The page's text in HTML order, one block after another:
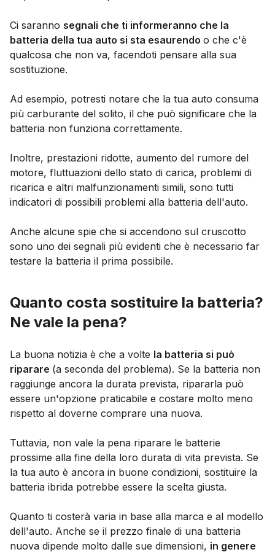
Ci saranno segnali che ti informeranno che la
batteria della tua auto si sta esaurendo o che c'è
qualcosa che non va, facendoti pensare alla sua
sostituzione.
Ad esempio, potresti notare che la tua auto consuma
più carburante del solito, il che può significare che la
batteria non funziona correttamente.
Inoltre, prestazioni ridotte, aumento del rumore del
motore, fluttuazioni dello stato di carica, problemi di
ricarica e altri malfunzionamenti simili, sono tutti
indicatori di possibili problemi alla batteria dell'auto.
Anche alcune spie che si accendono sul cruscotto
sono uno dei segnali più evidenti che è necessario far
testare la batteria il prima possibile.
Quanto costa sostituire la batteria?
Ne vale la pena?
La buona notizia è che a volte la batteria si può
riparare (a seconda del problema). Se la batteria non
raggiunge ancora la durata prevista, ripararla può
essere un'opzione praticabile e costare molto meno
rispetto al doverne comprare una nuova.
Tuttavia, non vale la pena riparare le batterie
prossime alla fine della loro durata di vita prevista. Se
la tua auto è ancora in buone condizioni, sostituire la
batteria ibrida potrebbe essere la scelta giusta.
Quanto ti costerà varia in base alla marca e al modello
dell'auto. Anche se il prezzo finale di una batteria
nuova dipende molto dalle sue dimensioni, in genere